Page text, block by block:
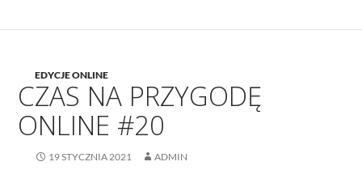
EDYCJE ONLINE
CZAS NA PRZYGODĘ
ONLINE #20
19 STYCZNIA 2021 ADMIN